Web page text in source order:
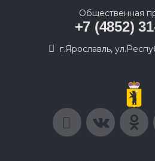
Общественная
+7 (4852)
г.Ярославль,